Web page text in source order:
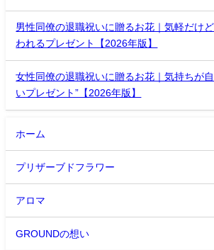
男性同僚の退職祝いに贈るお花｜気軽だけ
われるプレゼント【2026年版】
女性同僚の退職祝いに贈るお花｜気持ちが
いプレゼント”【2026年版】
ホーム
プリザーブドフラワー
アロマ
GROUNDの想い